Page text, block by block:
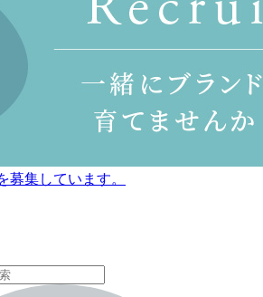
募集しています。